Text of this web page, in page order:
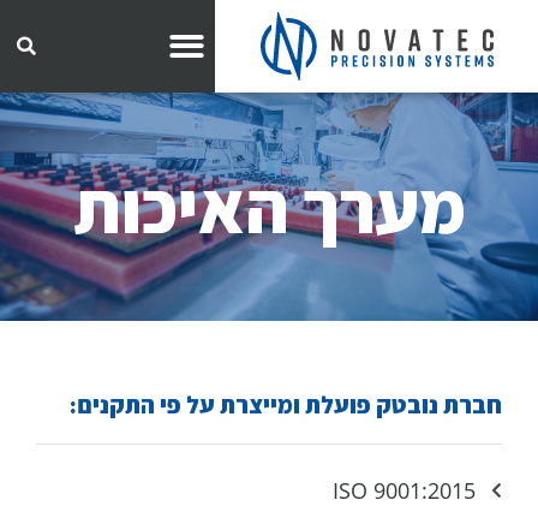
מערך האיכות
חברת נובטק פועלת ומייצרת על פי התקנים:
ISO 9001:2015